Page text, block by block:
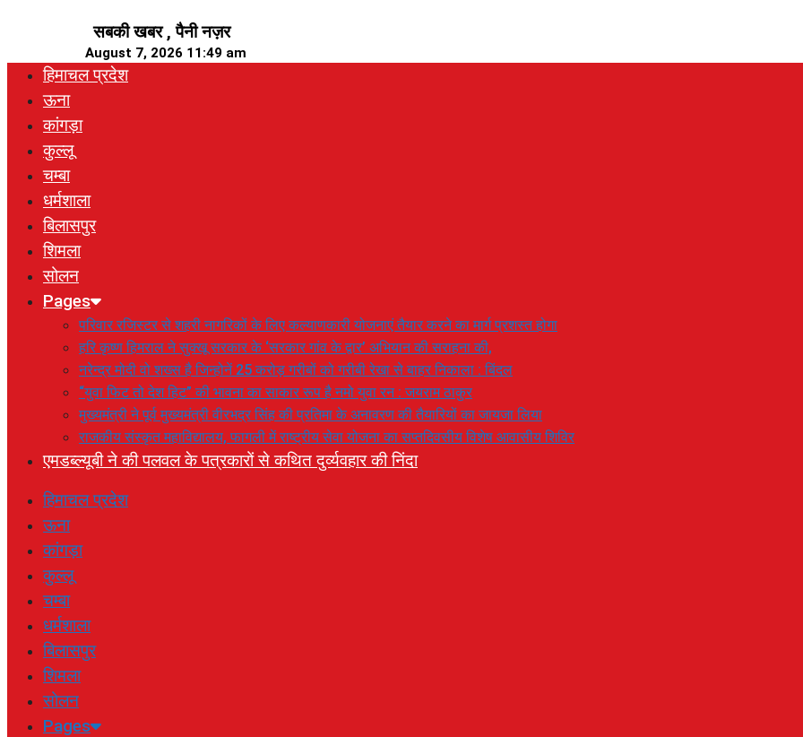
content
सबकी खबर , पैनी नज़र
August 7, 2026 11:49 am
हिमाचल प्रदेश
ऊना
कांगड़ा
कुल्लू
चम्बा
धर्मशाला
बिलासपुर
शिमला
सोलन
Pages
परिवार रजिस्टर से शहरी नागरिकों के लिए कल्याणकारी योजनाएं तैयार करने का मार्ग प्रशस्त होगा
हरि कृष्ण हिमराल ने सुक्खू सरकार के ‘सरकार गांव के द्वार’ अभियान की सराहना की,
नरेन्द्र मोदी वो शख्स है जिन्होनें 25 करोड़ गरीबों को गरीबी रेखा से बाहर निकाला : बिंदल
“युवा फिट तो देश हिट” की भावना का साकार रूप है नमो युवा रन : जयराम ठाकुर
मुख्यमंत्री ने पूर्व मुख्यमंत्री वीरभद्र सिंह की प्रतिमा के अनावरण की तैयारियों का जायजा लिया
राजकीय संस्कृत महाविद्यालय, फागली में राष्ट्रीय सेवा योजना का सप्तदिवसीय विशेष आवासीय शिविर
एमडब्ल्यूबी ने की पलवल के पत्रकारों से कथित दुर्व्यवहार की निंदा
हिमाचल प्रदेश
ऊना
कांगड़ा
कुल्लू
चम्बा
धर्मशाला
बिलासपुर
शिमला
सोलन
Pages